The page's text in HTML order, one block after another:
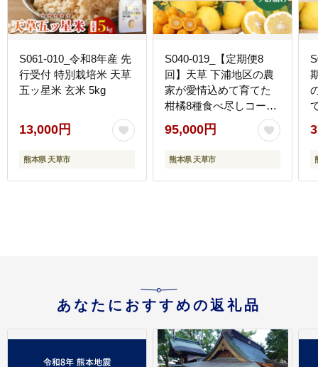
S061-010_令和8年産 先
行受付 特別栽培米 天草
五ッ星米 玄米 5kg
13,000円
熊本県 天草市
S040-019_【定期便8
回】天草 下浦地区の農
家が愛情込めて育てた
柑橘8種食べ尽しコース
〈先行予約〉
95,000円
熊本県 天草市
あなたにおすすめの返礼品